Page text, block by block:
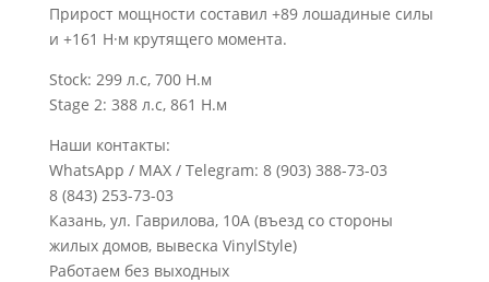
Прирост мощности составил +89 лошадиные силы
и +161 Н·м крутящего момента.
Stock: 299 л.с, 700 Н.м
Stage 2: 388 л.с, 861 Н.м
Наши контакты:
WhatsApp / MAX / Telegram: 8 (903) 388-73-03
8 (843) 253-73-03
Казань, ул. Гаврилова, 10А (въезд со стороны
жилых домов, вывеска VinylStyle)
Работаем без выходных